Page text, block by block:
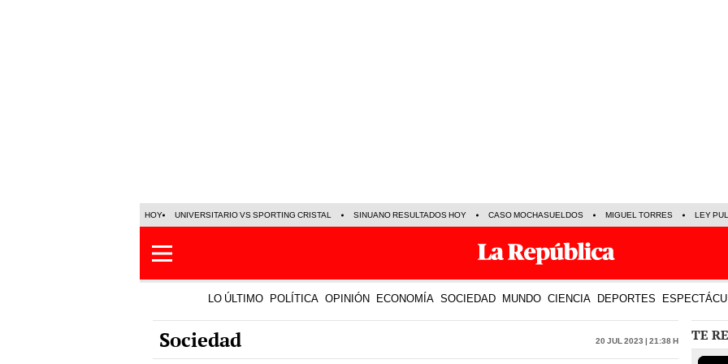
HOY UNIVERSITARIO VS SPORTING CRISTAL SINUANO RESULTADOS HOY CASO MOCHASUELDOS MIGUEL TORRES LEY
LO ÚLTIMO POLÍTICA OPINIÓN ECONOMÍA SOCIEDAD MUNDO CIENCIA DEPORTES
Sociedad 20 Jul 2023 | 21:38 h TE